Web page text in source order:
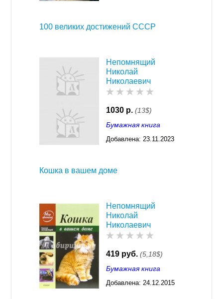
100 великих достижений СССР
Непомнящий
Николай
Николаевич
1030 р. (13$)
Бумажная книга
Добавлена: 23.11.2023
Кошка в вашем доме
Непомнящий
Николай
Николаевич
419 руб. (5,18$)
Бумажная книга
Добавлена: 24.12.2015